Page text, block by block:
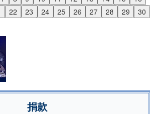
22 23 24 25 26 27 28 29
30
捐款